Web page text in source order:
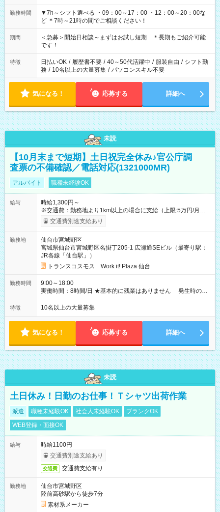
勤務時間
▼7h～シフト選べる ・09：00～17：00 ・12：00～20：00な
ど ＊7時～21時の間でご相談ください！
期間
＜急募＞開始日相談～まずはお試し短期 ＊長期もご紹介可能
です！
特徴 日払いOK / 履歴書不要 / 40～50代活躍中 / 服装自由 / シフト勤
務 / 10名以上の大量募集 / パソコンスキル不要
気になる！ 応募する 詳細へ
未読
【10月末まで短期】土日祝完全休み♪官公庁調
査票の不備確認／電話対応(1321000MR)
アルバイト 職種未経験OK
給与
時給1,300円～
※交通費：勤務地より1km以上の場合に支給（上限:5万円/月・
2,500円/日） ※残業代：残業発生時は1分単位で支給 ※研修中の
給与変動なし ＜ 収入例 ＞ ■週5日勤務の場合… 月収22万8,800
4日勤務の場合… 月収16万6,400円以上可能 ※交通費別途支給
（時給1,300円×8時間×16日） 【試用期間】試用期間なし
交通費別途支給あり
勤務地
仙台市宮城野区
宮城県仙台市宮城野区名掛丁205-1 広瀬通SEビル（最寄り駅：
JR各線「仙台駅」）
トランスコスモス Work it! Plaza 仙台
勤務時間
9:00～18:00
実働時間：8時間/日 ★基本的に残業はありません 発生時の残
業代は1分単位で支給いたします
特徴 10名以上の大量募集
気になる！ 応募する 詳細へ
未読
土日休み！日勤のお仕事！Ｔシャツ出荷作業
派遣 職種未経験OK 社会人未経験OK
ブランクOK
WEB登録・面接OK
給与
時給1100円
交通費別途支給あり
交通費 交通費支給有り
勤務地
仙台市宮城野区
陸前高砂駅から徒歩7分
素材系メーカー